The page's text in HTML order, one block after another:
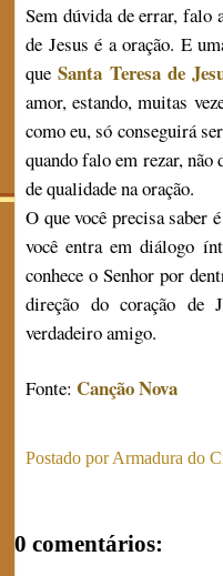
Sem dúvida de errar, falo
de Jesus é a oração. E
queSanta Teresa de
amor, estando, muitas
como eu, só conseguirá
quando falo em rezar,
de qualidade na oração.
O que você precisa saber
você entra em diálogo
conhece o Senhor por
direção do coração de
verdadeiro amigo.
Fonte: Canção Nova
Postado porArmadura do
0 comentários: